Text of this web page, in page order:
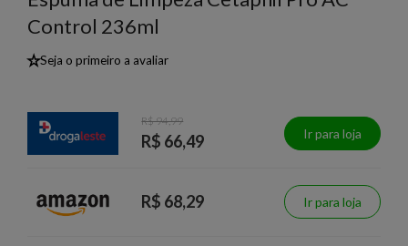
Control 236ml
★Seja o primeiro a avaliar
R$ 94,99
R$ 66,49 Ir para loja
R$ 68,29 Ir para loja